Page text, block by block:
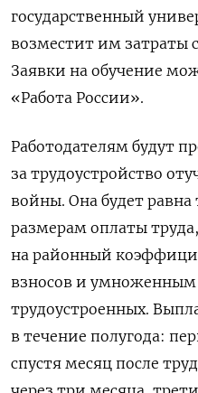
государственный
возместит им затраты
Заявки на обучение
«Работа России».
Работодателям будут
за трудоустройство
войны. Она будет
размерам оплаты
на районный
взносов и умноженным
трудоустроенных.
в течение полугода:
спустя месяц после